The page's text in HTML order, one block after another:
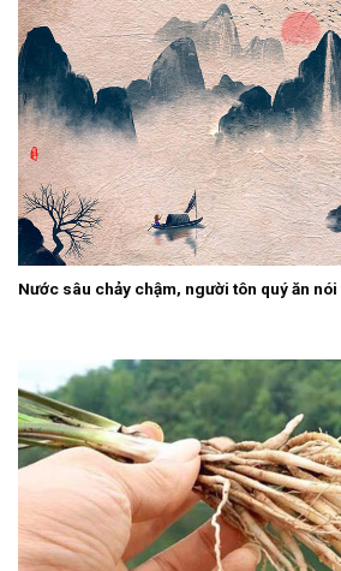
Nước sâu chảy chậm, người tôn quý ăn nói